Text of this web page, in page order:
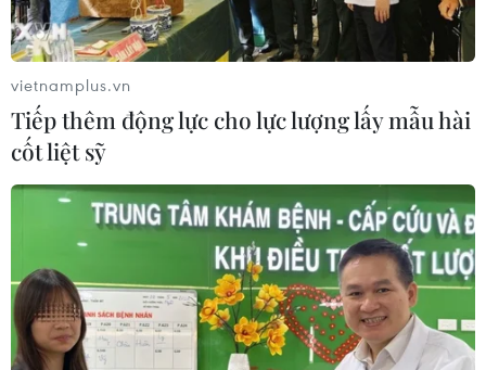
Giám đốc Công ty cổ phần Mekolor
06/08/2026 09:06
Đồng Nai yêu cầu đẩy nhanh tiến độ
dự án kết nối vùng, sân bay Long
Thành
06/08/2026 09:05
Toàn cảnh vụ sai phạm điểm
thi trường THPT chuyên Tuyên
Quang
vietnamplus.vn
Tiếp thêm động lực cho lực lượng lấy mẫu hài
cốt liệt sỹ